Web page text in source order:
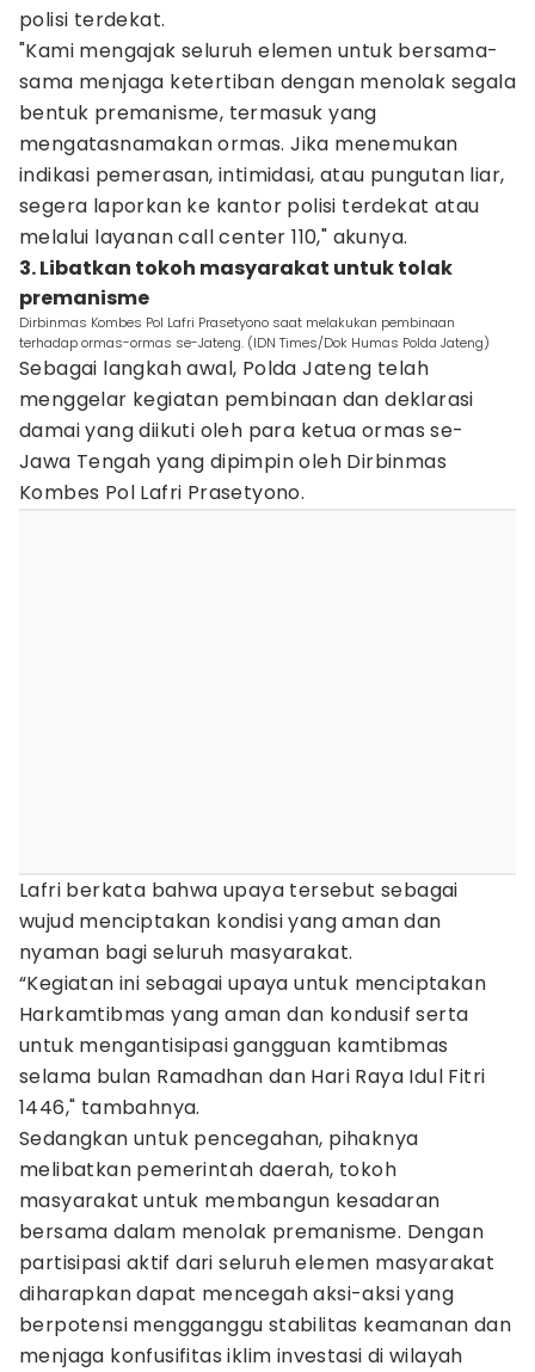
polisi terdekat.
"Kami mengajak seluruh elemen untuk bersama-
sama menjaga ketertiban dengan menolak segala
bentuk premanisme, termasuk yang
mengatasnamakan ormas. Jika menemukan
indikasi pemerasan, intimidasi, atau pungutan liar,
segera laporkan ke kantor polisi terdekat atau
melalui layanan call center 110," akunya.
3. Libatkan tokoh masyarakat untuk tolak
premanisme
Dirbinmas Kombes Pol Lafri Prasetyono saat melakukan pembinaan
terhadap ormas-ormas se-Jateng. (IDN Times/Dok Humas Polda Jateng)
Sebagai langkah awal, Polda Jateng telah
menggelar kegiatan pembinaan dan deklarasi
damai yang diikuti oleh para ketua ormas se-
Jawa Tengah yang dipimpin oleh Dirbinmas
Kombes Pol Lafri Prasetyono.
Lafri berkata bahwa upaya tersebut sebagai
wujud menciptakan kondisi yang aman dan
nyaman bagi seluruh masyarakat.
“Kegiatan ini sebagai upaya untuk menciptakan
Harkamtibmas yang aman dan kondusif serta
untuk mengantisipasi gangguan kamtibmas
selama bulan Ramadhan dan Hari Raya Idul Fitri
1446," tambahnya.
Sedangkan untuk pencegahan, pihaknya
melibatkan pemerintah daerah, tokoh
masyarakat untuk membangun kesadaran
bersama dalam menolak premanisme. Dengan
partisipasi aktif dari seluruh elemen masyarakat
diharapkan dapat mencegah aksi-aksi yang
berpotensi mengganggu stabilitas keamanan dan
menjaga konfusifitas iklim investasi di wilayah